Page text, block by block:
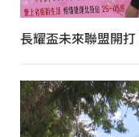
長耀盃未來聯盟開